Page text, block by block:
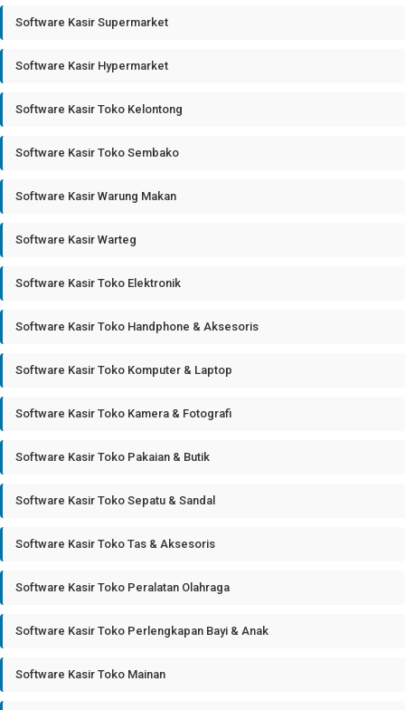
Software Kasir Supermarket
Software Kasir Hypermarket
Software Kasir Toko Kelontong
Software Kasir Toko Sembako
Software Kasir Warung Makan
Software Kasir Warteg
Software Kasir Toko Elektronik
Software Kasir Toko Handphone & Aksesoris
Software Kasir Toko Komputer & Laptop
Software Kasir Toko Kamera & Fotografi
Software Kasir Toko Pakaian & Butik
Software Kasir Toko Sepatu & Sandal
Software Kasir Toko Tas & Aksesoris
Software Kasir Toko Peralatan Olahraga
Software Kasir Toko Perlengkapan Bayi & Anak
Software Kasir Toko Mainan